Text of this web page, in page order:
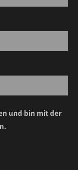
und bin mit der